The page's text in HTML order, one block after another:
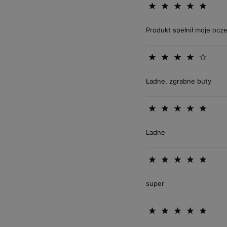
Produkt spełnił moje
Ładne, zgrabne buty
Ladne
super